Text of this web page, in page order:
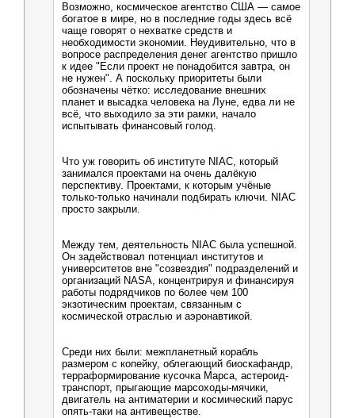
Возможно, космическое агентство США — самое
богатое в мире, но в последние годы здесь всё
чаще говорят о нехватке средств и
необходимости экономии. Неудивительно, что в
вопросе распределения денег агентство пришло
к идее "Если проект не понадобится завтра, он
не нужен". А поскольку приоритеты были
обозначены чётко: исследование внешних
планет и высадка человека на Луне, едва ли не
всё, что выходило за эти рамки, начало
испытывать финансовый голод.
Что уж говорить об институте NIAC, который
занимался проектами на очень далёкую
перспективу. Проектами, к которым учёные
только-только начинали подбирать ключи. NIAC
просто закрыли.
Между тем, деятельность NIAC была успешной.
Он задействовал потенциал институтов и
университетов вне "созвездия" подразделений и
организаций NASA, концентрируя и финансируя
работы подрядчиков по более чем 100
экзотическим проектам, связанным с
космической отраслью и аэронавтикой.
Среди них были: межпланетный корабль
размером с копейку, облегающий биоскафандр,
терраформирование кусочка Марса, астероид-
транспорт, прыгающие марсоходы-мячики,
двигатель на антиматерии и космический парус
опять-таки на антивеществе.